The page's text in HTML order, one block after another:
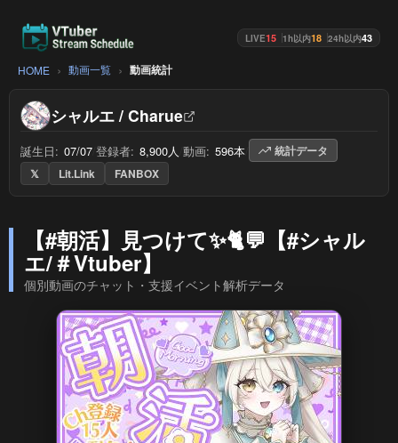
LIVE15 1h以内18 24h以内43
HOME 動画一覧 動画統計
シャルエ / Charue
誕生日: 07/07 登録者: 8,900人 動画: 596本
統計データ
𝕏
Lit.Link FANBOX
【#朝活】見つけて✨🐈💬【#シャル
エ/＃Vtuber】
個別動画のチャット・支援イベント解析データ